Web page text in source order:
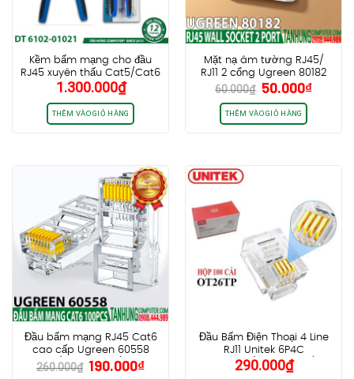
Kềm bấm mạng cho đầu
RJ45 xuyên thấu Cat5/Cat6
Dintek Pass Through ezi-
1.300.000₫
THÊM VÀO GIỎ HÀNG
Mặt nạ âm tường RJ45/
RJ11 2 cổng Ugreen 80182
chính hãng cao cấp
60.000₫ Giá
gốc
là:
60.000₫.
50.000₫Giá
THÊM VÀO GIỎ HÀNG
Đầu bấm mạng RJ45 Cat6
cao cấp Ugreen 60558
(Hộp 100 cái)
260.000₫ Giá
190.000₫Giá
Đầu Bấm Điện Thoại 4 Line
RJ11 Unitek 6P4C
OT26TP (hộp 100 cái)
290.000₫